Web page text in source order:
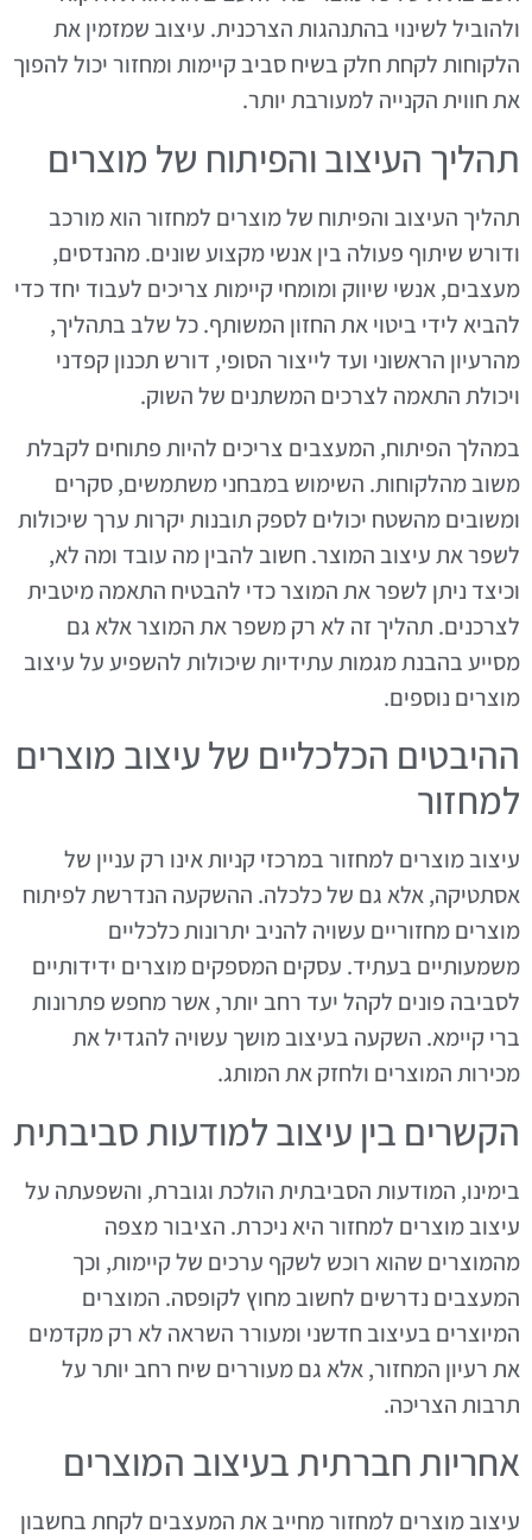
ולהוביל לשינוי בהתנהגות הצרכנית. עיצוב שמזמין את
הלקוחות לקחת חלק בשיח סביב קיימות ומחזור יכול להפוך
את חווית הקנייה למעורבת יותר.
תהליך העיצוב והפיתוח של מוצרים
תהליך העיצוב והפיתוח של מוצרים למחזור הוא מורכב
ודורש שיתוף פעולה בין אנשי מקצוע שונים. מהנדסים,
מעצבים, אנשי שיווק ומומחי קיימות צריכים לעבוד יחד כדי
להביא לידי ביטוי את החזון המשותף. כל שלב בתהליך,
מהרעיון הראשוני ועד לייצור הסופי, דורש תכנון קפדני
ויכולת התאמה לצרכים המשתנים של השוק.
במהלך הפיתוח, המעצבים צריכים להיות פתוחים לקבלת
משוב מהלקוחות. השימוש במבחני משתמשים, סקרים
ומשובים מהשטח יכולים לספק תובנות יקרות ערך שיכולות
לשפר את עיצוב המוצר. חשוב להבין מה עובד ומה לא,
וכיצד ניתן לשפר את המוצר כדי להבטיח התאמה מיטבית
לצרכנים. תהליך זה לא רק משפר את המוצר אלא גם
מסייע בהבנת מגמות עתידיות שיכולות להשפיע על עיצוב
מוצרים נוספים.
ההיבטים הכלכליים של עיצוב מוצרים
למחזור
עיצוב מוצרים למחזור במרכזי קניות אינו רק עניין של
אסתטיקה, אלא גם של כלכלה. ההשקעה הנדרשת לפיתוח
מוצרים מחזוריים עשויה להניב יתרונות כלכליים
משמעותיים בעתיד. עסקים המספקים מוצרים ידידותיים
לסביבה פונים לקהל יעד רחב יותר, אשר מחפש פתרונות
ברי קיימא. השקעה בעיצוב מושך עשויה להגדיל את
מכירות המוצרים ולחזק את המותג.
הקשרים בין עיצוב למודעות סביבתית
בימינו, המודעות הסביבתית הולכת וגוברת, והשפעתה על
עיצוב מוצרים למחזור היא ניכרת. הציבור מצפה
מהמוצרים שהוא רוכש לשקף ערכים של קיימות, וכך
המעצבים נדרשים לחשוב מחוץ לקופסה. המוצרים
המיוצרים בעיצוב חדשני ומעורר השראה לא רק מקדמים
את רעיון המחזור, אלא גם מעוררים שיח רחב יותר על
תרבות הצריכה.
אחריות חברתית בעיצוב המוצרים
עיצוב מוצרים למחזור מחייב את המעצבים לקחת בחשבון